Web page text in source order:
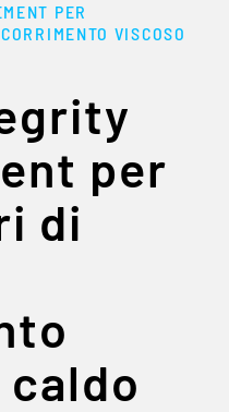
PER
VISCOSO
per
di